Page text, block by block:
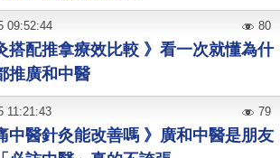
搭配推拿療效比較 》看一次就懂為什
推廣和中醫
09:52:44 80
中醫針灸能改善嗎 》廣和中醫是朋友
11:21:43 79